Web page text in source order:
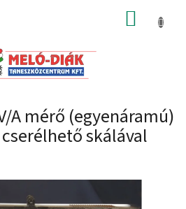
KOSÁR
A mérő (egyenáramú)
skálával